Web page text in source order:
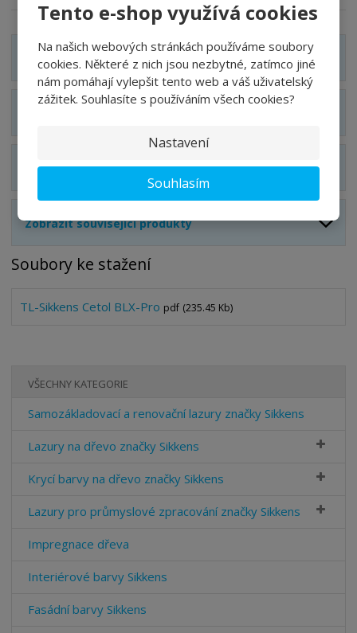
Tento e-shop využívá cookies
Na našich webových stránkách používáme soubory
cookies. Některé z nich jsou nezbytné, zatímco jiné
nám pomáhají vylepšit tento web a váš uživatelský
zážitek. Souhlasíte s používáním všech cookies?
Nastavení
Souhlasím
Zobrazit detailní popis
Zobrazit hodnocení produktu
Zobrazit související produkty
Soubory ke stažení
TL-Sikkens Cetol BLX-Pro pdf (235.45 Kb)
VŠECHNY KATEGORIE
Samozákladovací a renovační lazury značky Sikkens
Lazury na dřevo značky Sikkens
Krycí barvy na dřevo značky Sikkens
Lazury pro průmyslové zpracování značky Sikkens
Impregnace dřeva
Interiérové barvy Sikkens
Fasádní barvy Sikkens